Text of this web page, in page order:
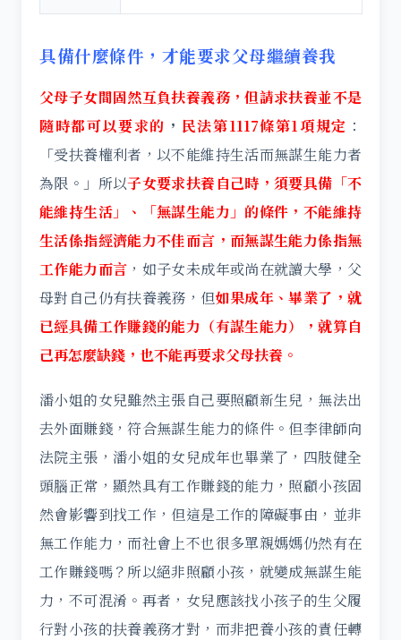
具備什麼條件，才能要求父母繼續養我
父母子女間固然互負扶養義務，但請求扶養並不是
隨時都可以要求的 ， 民法第1117條第1項規定 ：
「受扶養權利者，以不能維持生活而無謀生能力者
為限。」所以子女要求扶養自己時，須要具備「不
能維持生活」、「無謀生能力」的條件，不能維持
生活係指經濟能力不佳而言，而無謀生能力係指無
工作能力而言 ，如子女未成年或尚在就讀大學，父
母對自己仍有扶養義務，但如果成年、畢業了，就
已經具備工作賺錢的能力（有謀生能力），就算自
己再怎麼缺錢，也不能再要求父母扶養。
潘小姐的女兒雖然主張自己要照顧新生兒，無法出
去外面賺錢，符合無謀生能力的條件。但李律師向
法院主張，潘小姐的女兒成年也畢業了，四肢健全
頭腦正常，顯然具有工作賺錢的能力，照顧小孩固
然會影響到找工作，但這是工作的障礙事由，並非
無工作能力，而社會上不也很多單親媽媽仍然有在
工作賺錢嗎？所以絕非照顧小孩，就變成無謀生能
力，不可混淆。再者，女兒應該找小孩子的生父履
行對小孩的扶養義務才對，而非把養小孩的責任轉